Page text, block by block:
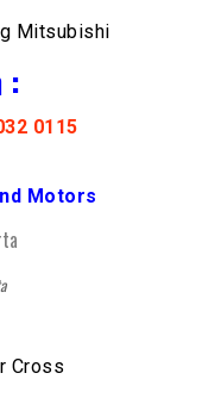
:
0115
Motors